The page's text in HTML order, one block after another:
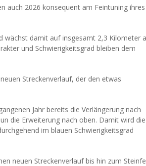
auch 2026 konsequent am Feintuning ihres
wächst damit auf insgesamt 2,3 Kilometer
und Schwierigkeitsgrad bleiben dem
Streckenverlauf, der den etwas
Jahr bereits die Verlängerung nach
die Erweiterung nach oben. Damit wird die
im blauen Schwierigkeitsgrad
neuen Streckenverlauf bis hin zum